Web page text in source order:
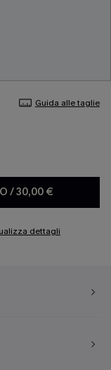
Guida alle taglie
/30,00 €
dettagli